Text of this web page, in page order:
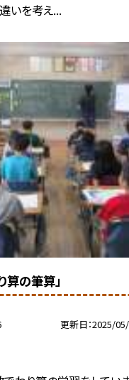
いを考え...
の筆算」
更新日 2025/